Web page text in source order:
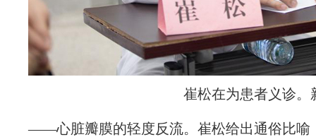
崔松在为患者义诊。
——心脏瓣膜的轻度反流。崔松给出通俗比喻